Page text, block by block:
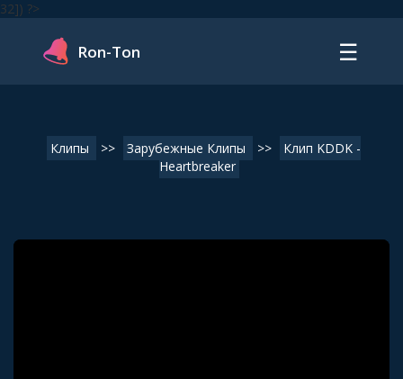
32]) ?>
Ron-Ton ☰
Клипы >> Зарубежные Клипы >>
Клип KDDK -
Heartbreaker